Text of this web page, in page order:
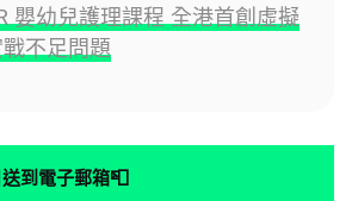
嬰幼兒護理課程 全港首創虛擬
不足問題
到電子郵箱📮